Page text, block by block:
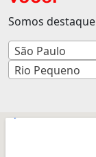
Somos
São Paulo
Rio Pequeno